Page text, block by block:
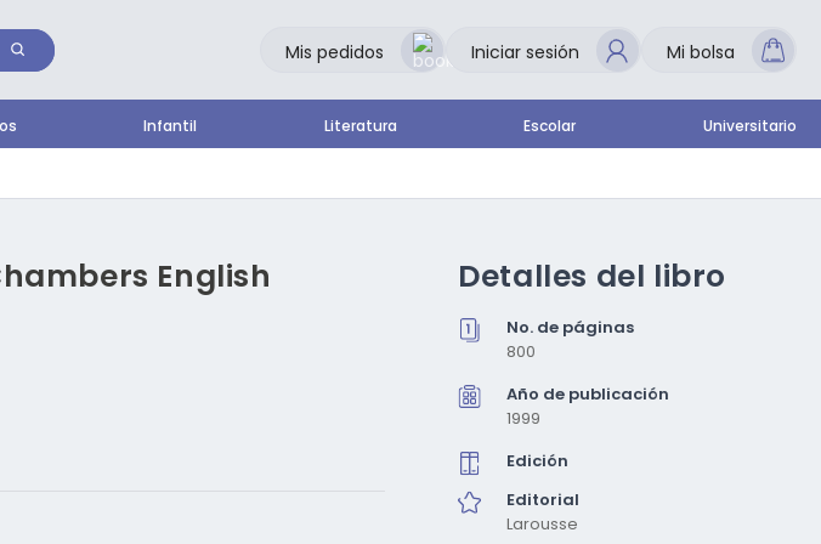
Mis pedidos Iniciar sesión Mi bolsa
Infantil Literatura Escolar Universitario
English
Detalles del libro
No. de páginas
800
Año de publicación
1999
Edición
Editorial
Larousse